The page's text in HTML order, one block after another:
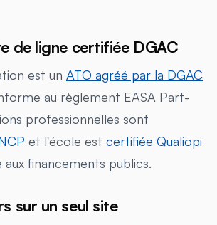
de ligne certifiée DGAC
est un ATO agréé par la DGAC
au règlement EASA Part-
professionnelles sont
et l'école est certifiée Qualiopi
financements publics.
sur un seul site